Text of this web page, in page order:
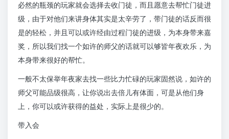
必然的瓶颈的玩家就会选择去收门徒，而且愿意去帮忙门徒进
级，由于对他们来讲身体其实是太辛劳了，带门徒的话反而很
是的轻松，并且可以或许经由过程门徒的进级，为本身带来嘉
奖，所以我们找一个如许的师父的话就可以够皆年夜欢乐，为
本身带来很好的帮忙。
一般不太保举年夜家去找一些比力忙碌的玩家固然说，如许的
师父可能品级很高，让你说出去倍儿有体面，可是从他们身
上，你可以或许获得的益处，实际上是很少的。
带入会